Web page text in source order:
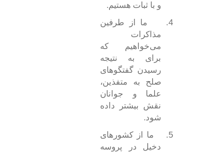
و با ثبات هستیم.
4.
ما از طرفین
مذاکرات
می‌خواهیم که
برای به نتیجه
رسیدن گفتگو‌های
صلح به متفذین،
علما و جوانان
نقش بیشتر داده
شود.
5.
ما از کشور‌های
دخیل در پروسه